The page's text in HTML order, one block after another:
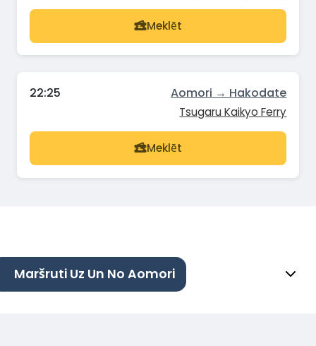
Meklēt
22:25 Aomori → Hakodate
Tsugaru Kaikyo Ferry
Meklēt
Maršruti Uz Un No Aomori